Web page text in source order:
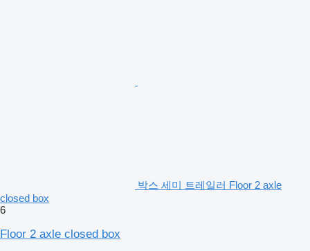
박스 세미 트레일러 Floor 2 axle
closed box
6
Floor 2 axle closed box